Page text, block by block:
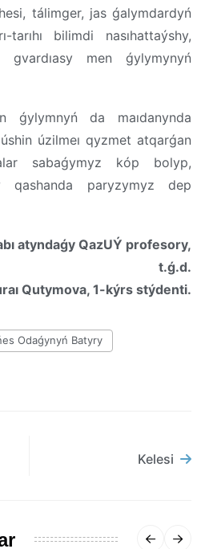
tálimger, jas ǵalymdardyń
tarıhı bilimdi nasıhattaýshy,
gvardıasy men ǵylymynyń
ǵylymnyń da maıdanynda
úzilmeı qyzmet atqarǵan
sabaǵymyz kóp bolyp,
qashanda paryzymyz dep
atyndaǵy QazUÝ profesory,
t.ǵ.d.
Qutymova, 1-kýrs stýdenti.
Odaǵynyń Batyry
Kelesi